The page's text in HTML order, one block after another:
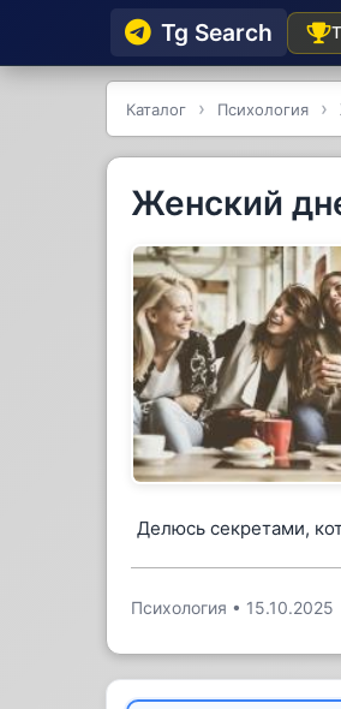
Tg Searсh
Каталог Психология
Женский
Делюсь секретами,
Психология • 15.10.2025